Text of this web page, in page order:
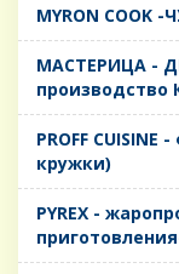
MYRON COOK -
MАСТЕРИЦА -
производство
PROFF
кружки)
PYREX -